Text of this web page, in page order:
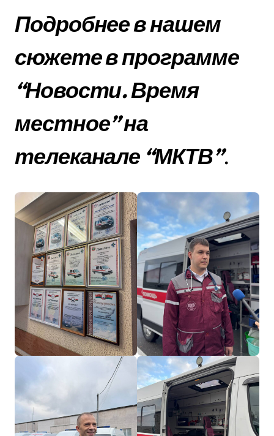
Подробнее в нашем
сюжете в программе
“Новости. Время
местное” на
телеканале “МКТВ”.